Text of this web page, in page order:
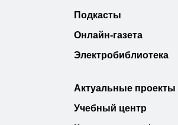
Подкасты
Онлайн-газета
Электробиблиотека
Актуальные проекты
Учебный центр